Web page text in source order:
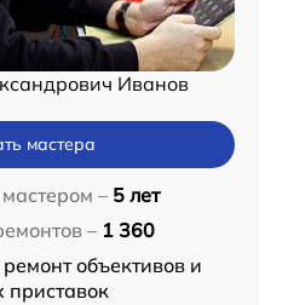
Иванов
мастера
– 5 лет
– 1 360
ремонт объективов и
приставок